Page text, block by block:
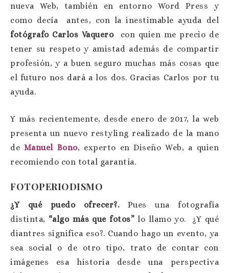
nueva Web, también en entorno Word Press y
como decía antes, con la inestimable ayuda del
fotógrafo Carlos Vaquero
con quien me precio de
tener su respeto y amistad además de compartir
profesión, y a buen seguro muchas más cosas que
el futuro nos dará a los dos. Gracias Carlos por tu
ayuda.
Y más recientemente, desde enero de 2017, la web
presenta un nuevo restyling realizado de la mano
de Manuel Bono, experto en Diseño Web, a quien
recomiendo con total garantía.
FOTOPERIODISMO
¿Y qué puedo ofrecer?.Pues una fotografía
distinta, “algo más que fotos” lo llamo yo. ¿Y qué
diantres significa eso?. Cuando hago un evento, ya
sea social o de otro tipo, trato de contar con
imágenes esa historia desde una perspectiva